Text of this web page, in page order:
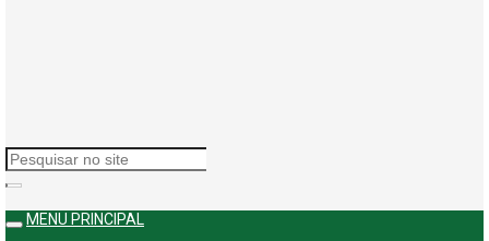
MENU PRINCIPAL